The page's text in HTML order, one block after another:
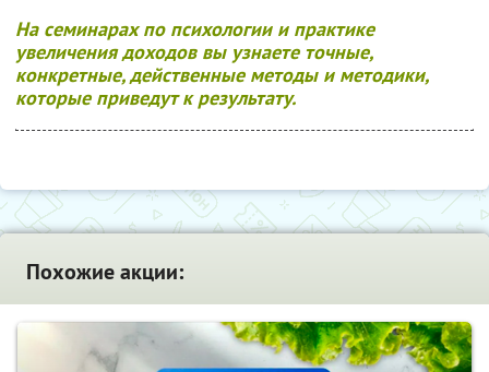
На семинарах по психологии и практике
увеличения доходов вы узнаете точные,
конкретные, действенные методы и методики,
которые приведут к результату.
Похожие акции: